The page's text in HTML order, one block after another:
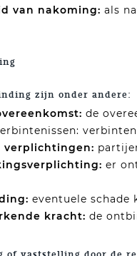
van nakoming: als
zijn onder andere:
de
verplichtingen:
er
eventuele schade
kracht: de